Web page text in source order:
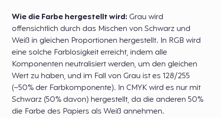
Wie die Farbe hergestellt wird:Grau wird
offensichtlich durch das Mischen von Schwarz und
Weiß in gleichen Proportionen hergestellt. In RGB wird
eine solche Farblosigkeit erreicht, indem alle
Komponenten neutralisiert werden, um den gleichen
Wert zu haben, und im Fall von Grau ist es 128/255
(~50% der Farbkomponente). In CMYK wird es nur mit
Schwarz (50% davon) hergestellt, da die anderen 50%
die Farbe des Papiers als Weiß annehmen.